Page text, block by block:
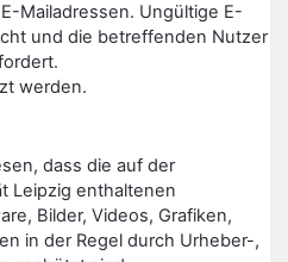
Mailadressen. Ungültige E-
und die betreffenden Nutzer
werden.
dass die auf der
Leipzig enthaltenen
Bilder, Videos, Grafiken,
in der Regel durch Urheber-,